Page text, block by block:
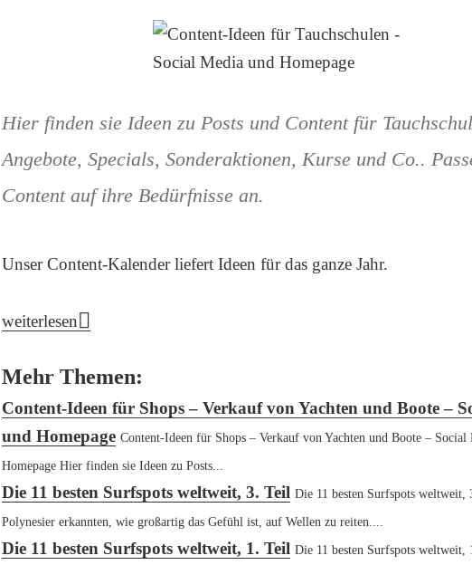
Hier finden sie Ideen zu Posts und Content für
Angebote, Specials, Sonderaktionen, Kurse und Co..
Content auf ihre Bedürfnisse an.
Unser Content-Kalender liefert Ideen für das ganze Jahr.
Content-Ideen für Tauchschulen – Social Media und Homepage
weiterlesen
Mehr Themen:
Content-Ideen für Shops – Verkauf von Yachten und Boote –
und Homepage Content-Ideen für Shops – Verkauf von Yachten und Boote – Social
Homepage Hier finden sie Ideen zu Posts...
Die 11 besten Surfspots weltweit, 3. Teil Die 11 besten Surfspots weltweit,
Polynesier erkannten, wie großartig das Gefühl ist, auf Wellen zu reiten....
Die 11 besten Surfspots weltweit, 1. Teil Die 11 besten Surfspots weltweit,